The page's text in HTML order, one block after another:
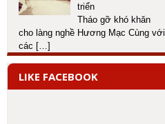
triển
Tháo gỡ khó khăn
cho làng nghề Hương Mạc Cùng với
các […]
LIKE FACEBOOK